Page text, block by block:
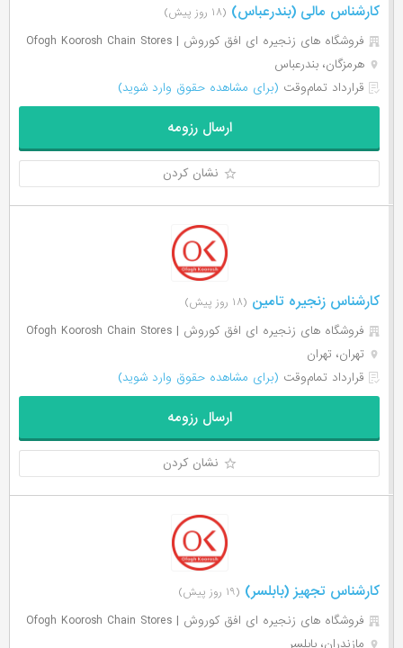
کارشناس مالی (بندرعباس) (۱۸ روز پیش)
فروشگاه های زنجیره ای افق کوروش | Ofogh Koorosh Chain Stores
هرمزگان، بندرعباس
قرارداد تمام‌وقت (برای مشاهده حقوق وارد شوید)
ارسال رزومه
نشان کردن
کارشناس زنجیره تامین (۱۸ روز پیش)
فروشگاه های زنجیره ای افق کوروش | Ofogh Koorosh Chain Stores
تهران، تهران
قرارداد تمام‌وقت (برای مشاهده حقوق وارد شوید)
ارسال رزومه
نشان کردن
کارشناس تجهیز (بابلسر) (۱۹ روز پیش)
فروشگاه های زنجیره ای افق کوروش | Ofogh Koorosh Chain Stores
مازندران، بابلسر